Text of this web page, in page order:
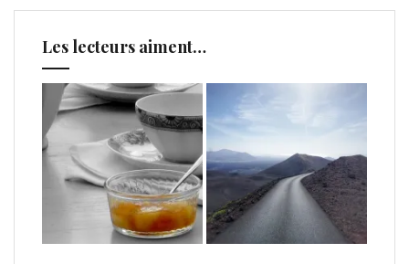
Les lecteurs aiment…